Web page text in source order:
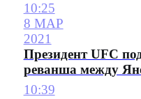
10:25
8 МАР
2021
Президент UFC
реванша между
10:39